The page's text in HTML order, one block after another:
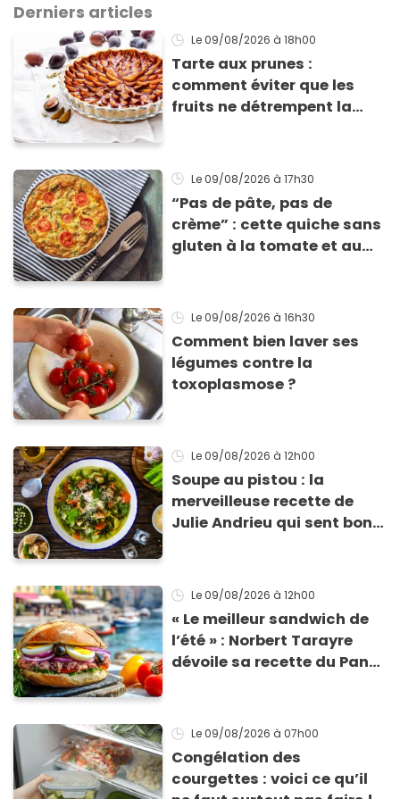
Derniers articles
Le 09/08/2026 à 18h00
Tarte aux prunes :
comment éviter que les
fruits ne détrempent la
Le 09/08/2026 à 17h30
“Pas de pâte, pas de
crème” : cette quiche sans
gluten à la tomate et au
Le 09/08/2026 à 16h30
Comment bien laver ses
légumes contre la
toxoplasmose ?
Le 09/08/2026 à 12h00
Soupe au pistou : la
merveilleuse recette de
Julie Andrieu qui sent bon
Le 09/08/2026 à 12h00
« Le meilleur sandwich de
l’été » : Norbert Tarayre
dévoile sa recette du Pan
Le 09/08/2026 à 07h00
Congélation des
courgettes : voici ce qu’il